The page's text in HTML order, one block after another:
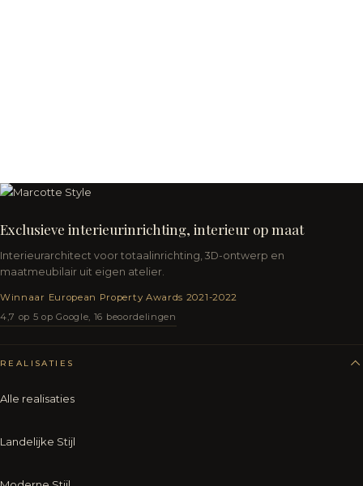
Exclusieve interieurinrichting, interieur op maat
Interieurarchitect voor totaalinrichting, 3D-ontwerp en
maatmeubilair uit eigen atelier.
Winnaar European Property Awards 2021-2022
4,7 op 5 op Google, 16 beoordelingen
REALISATIES
Alle realisaties
Landelijke Stijl